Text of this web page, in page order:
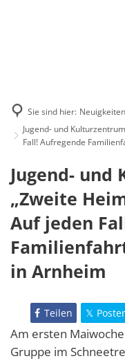
Sie sind hier: Neuigkeiten
Jugend- und
Fall! Aufregende
Jugend-
„Zweite
Auf jeden
in Arnheim
Teilen
Am ersten
Gruppe im